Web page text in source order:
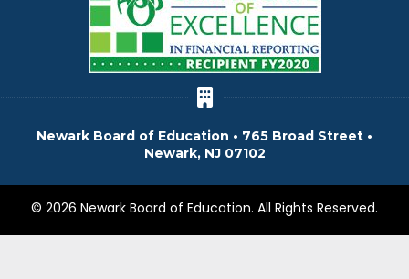
Newark Board of Education • 765 Broad Street •
Newark, NJ 07102
© 2026 Newark Board of Education. All Rights Reserved.